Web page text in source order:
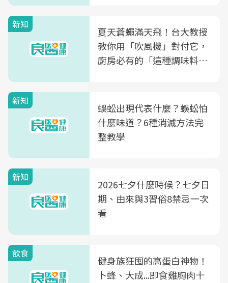
新知
夏天蒼蠅滿天飛！台大教授
教你用「吹風機」對付它，
廚房必有的「這種調味料」
新知
蜈蚣出現代表什麼？蜈蚣怕
什麼味道？6種消滅方法完
整教學
新知
2026七夕什麼時候？七夕日
期、由來與3習俗8禁忌一次
看
飲食
健身族狂囤的高蛋白神物！
卜蜂、大成...即食雞胸肉十